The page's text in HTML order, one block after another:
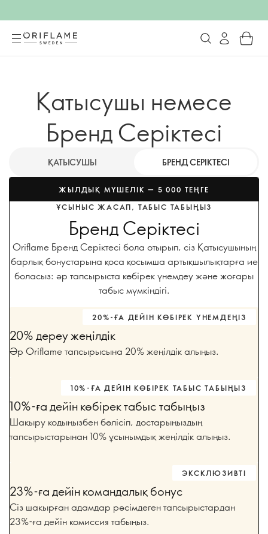
Қатысушы немесе
Бренд Серіктесі
ҚАТЫСУШЫ БРЕНД СЕРІКТЕСІ
ЖЫЛДЫҚ МҮШЕЛІК — 5 000 ТЕҢГЕ
ҰСЫНЫС ЖАСАП, ТАБЫС ТАБЫҢЫЗ
Бренд Серіктесі
Oriflame Бренд Серіктесі бола отырып, сіз Қатысушының
барлық бонустарына қоса қосымша артықшылықтарға ие
боласыз: әр тапсырыста көбірек үнемдеу және жоғары
табыс мүмкіндігі.
20%-ҒА ДЕЙІН КӨБІРЕК ҮНЕМДЕҢІЗ
20% дереу жеңілдік
Әр Oriflame тапсырысына 20% жеңілдік алыңыз.
10%-ҒА ДЕЙІН КӨБІРЕК ТАБЫС ТАБЫҢЫЗ
10%-ға дейін көбірек табыс табыңыз
Шақыру кодыңызбен бөлісіп, достарыңыздың
тапсырыстарынан 10% ұсынымдық жеңілдік алыңыз.
ЭКСКЛЮЗИВТІ
23%-ға дейін командалық бонус
Сіз шақырған адамдар рәсімдеген тапсырыстардан
23%-ға дейін комиссия табыңыз.